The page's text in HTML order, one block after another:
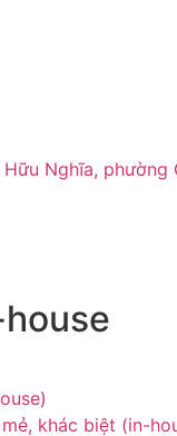
Nghĩa, phường
khác biệt (in-